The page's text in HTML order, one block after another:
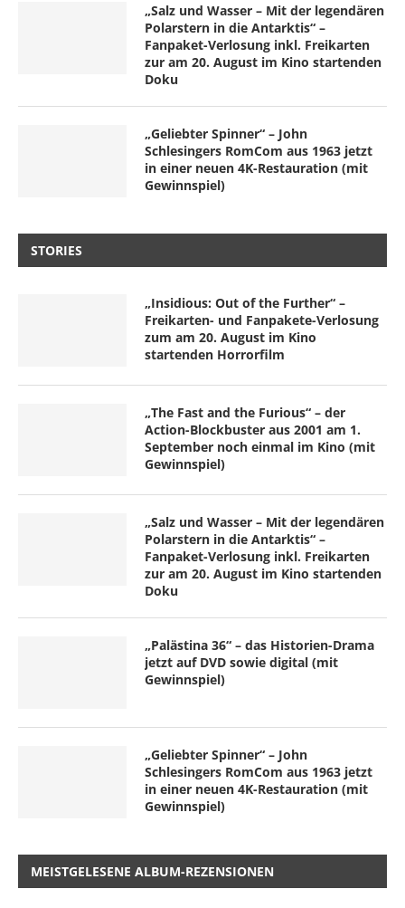
„Salz und Wasser – Mit der legendären
Polarstern in die Antarktis“ –
Fanpaket-Verlosung inkl. Freikarten
zur am 20. August im Kino startenden
Doku
„Geliebter Spinner“ – John
Schlesingers RomCom aus 1963 jetzt
in einer neuen 4K-Restauration (mit
Gewinnspiel)
STORIES
„Insidious: Out of the Further“ –
Freikarten- und Fanpakete-Verlosung
zum am 20. August im Kino
startenden Horrorfilm
„The Fast and the Furious“ – der
Action-Blockbuster aus 2001 am 1.
September noch einmal im Kino (mit
Gewinnspiel)
„Salz und Wasser – Mit der legendären
Polarstern in die Antarktis“ –
Fanpaket-Verlosung inkl. Freikarten
zur am 20. August im Kino startenden
Doku
„Palästina 36“ – das Historien-Drama
jetzt auf DVD sowie digital (mit
Gewinnspiel)
„Geliebter Spinner“ – John
Schlesingers RomCom aus 1963 jetzt
in einer neuen 4K-Restauration (mit
Gewinnspiel)
MEISTGELESENE ALBUM-REZENSIONEN